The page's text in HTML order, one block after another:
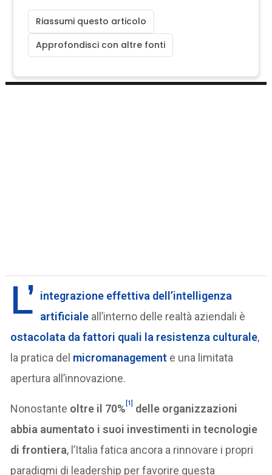
Riassumi questo articolo
Approfondisci con altre fonti
L’ integrazione effettiva dell’intelligenza
artificiale all’interno delle realtà aziendali è
ostacolata da fattori quali la resistenza culturale,
la pratica del micromanagement e una limitata
apertura all’innovazione.
Nonostante oltre il 70%[1]
delle organizzazioni
abbia aumentato i suoi investimenti in tecnologie
di frontiera, l’Italia fatica ancora a rinnovare i propri
paradigmi di leadership per favorire questa